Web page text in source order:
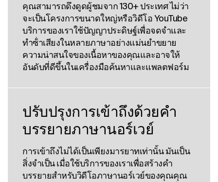
คุณสามารถดึงดูดผู้ชมจาก 130+ ประเทศ ไม่ว่า
จะเป็นโครงการขนาดใหญ่หรือวิดีโอ YouTube
บริการของเราใช้ปัญญาประดิษฐ์เพื่อจดจําและ
ทําซ้ําเสียงในหลายภาษาอย่างแม่นยําขยาย
ความน่าสนใจของเนื้อหาของคุณและอาจให้
อันดับที่ดีขึ้นในเครื่องมือค้นหาและแพลตฟอร์ม
ปรับปรุงการเข้าถึงด้วยคํา
บรรยายภาษานอร์เวย์
การเข้าถึงไม่ได้เป็นเพียงมารยาทเท่านั้น มันเป็น
สิ่งจําเป็น เมื่อใช้บริการของเราเพื่อสร้างคํา
บรรยายสําหรับวิดีโอภาษานอร์เวย์ของคุณคุณ